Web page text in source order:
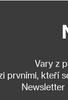
Vary z
prvními, kteří
Newsletter